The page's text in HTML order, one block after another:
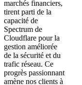
marchés financiers,
tirent parti de la
capacité de
Spectrum de
Cloudflare pour la
gestion améliorée
de la sécurité et du
trafic réseau. Ce
progrès passionnant
amène nos clients à